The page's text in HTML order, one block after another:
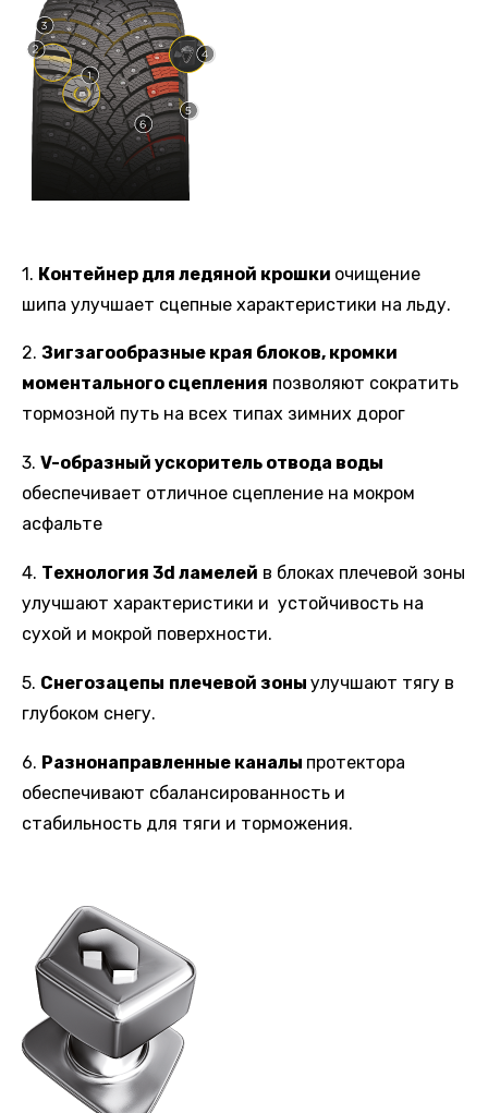
1. Контейнер для ледяной крошки очищение
шипа улучшает сцепные характеристики на льду.
2. Зигзагообразные края блоков, кромки
моментального сцепления позволяют сократить
тормозной путь на всех типах зимних дорог
3. V-образный ускоритель отвода воды
обеспечивает отличное сцепление на мокром
асфальте
4. Технология 3d ламелей в блоках плечевой зоны
улучшают характеристики и устойчивость на
сухой и мокрой поверхности.
5. Снегозацепы плечевой зоны улучшают тягу в
глубоком снегу.
6. Разнонаправленные каналы протектора
обеспечивают сбалансированность и
стабильность для тяги и торможения.